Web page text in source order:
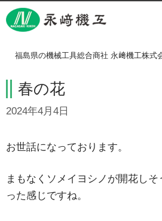
Skip
to
福島県の機械工具総合商社 永﨑機工株式
春の花
2024年4月4日
お世話になっております。
まもなくソメイヨシノが開花し
った感じですね。